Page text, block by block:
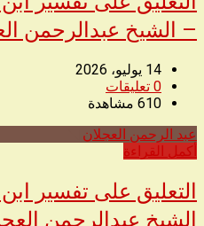
– الشيخ عبدالرحمن
14 يوليو، 2026
0 تعليقات
610 مشاهدة
عبد الرحمن العجلان
أكمل القراءة
التعليق على تفسير
الشيخ عبدالرحمن